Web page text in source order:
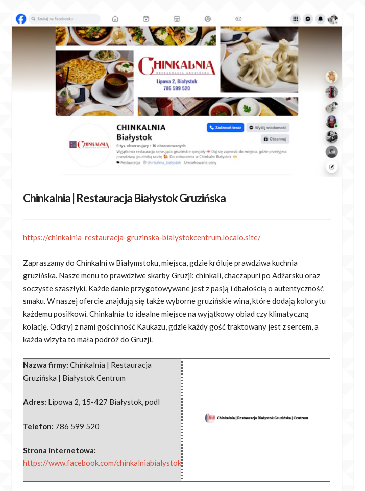
content
Chinkalnia | Restauracja Białystok Gruzińska
https://chinkalnia-restauracja-gruzinska-bialystokcentrum.localo.site/
Zapraszamy do Chinkalni w Białymstoku, miejsca, gdzie króluje prawdziwa kuchnia
gruzińska. Nasze menu to prawdziwe skarby Gruzji: chinkali, chaczapuri po Adżarsku oraz
soczyste szaszłyki. Każde danie przygotowywane jest z pasją i dbałością o autentyczność
smaku. W naszej ofercie znajdują się także wyborne gruzińskie wina, które dodają kolorytu
każdemu posiłkowi. Chinkalnia to idealne miejsce na wyjątkowy obiad czy klimatyczną
kolację. Odkryj z nami gościnność Kaukazu, gdzie każdy gość traktowany jest z sercem, a
każda wizyta to mała podróż do Gruzji.
Nazwa firmy: Chinkalnia | Restauracja
Gruzińska | Białystok Centrum
Adres: Lipowa 2, 15-427 Białystok,podl
Telefon: 786 599 520
Strona internetowa:
https://www.facebook.com/chinkalniabialystok